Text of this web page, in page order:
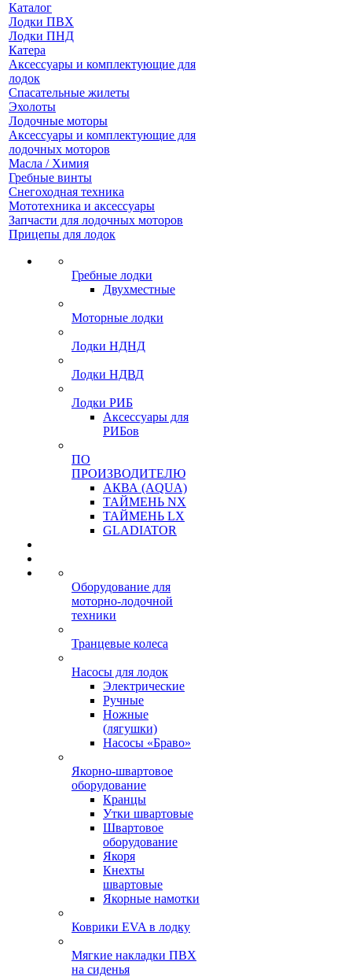
Каталог
Лодки ПВХ
Лодки ПНД
Катера
Аксессуары и комплектующие для
лодок
Спасательные жилеты
Эхолоты
Лодочные моторы
Аксессуары и комплектующие для
лодочных моторов
Масла / Химия
Гребные винты
Снегоходная техника
Мототехника и аксессуары
Запчасти для лодочных моторов
Прицепы для лодок
Гребные лодки
Двухместные
Моторные лодки
Лодки НДНД
Лодки НДВД
Лодки РИБ
Аксессуары для
РИБов
ПО
ПРОИЗВОДИТЕЛЮ
АКВА (AQUA)
ТАЙМЕНЬ NX
ТАЙМЕНЬ LX
GLADIATOR
Оборудование для
моторно-лодочной
техники
Транцевые колеса
Насосы для лодок
Электрические
Ручные
Ножные
(лягушки)
Насосы «Браво»
Якорно-швартовое
оборудование
Кранцы
Утки швартовые
Швартовое
оборудование
Якоря
Кнехты
швартовые
Якорные намотки
Коврики EVA в лодку
Мягкие накладки ПВХ
на сиденья